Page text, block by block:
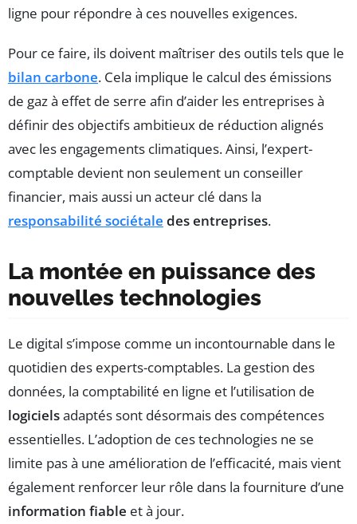
ligne pour répondre à ces nouvelles exigences.
Pour ce faire, ils doivent maîtriser des outils tels que le
bilan carbone. Cela implique le calcul des émissions
de gaz à effet de serre afin d’aider les entreprises à
définir des objectifs ambitieux de réduction alignés
avec les engagements climatiques. Ainsi, l’expert-
comptable devient non seulement un conseiller
financier, mais aussi un acteur clé dans la
responsabilité sociétale des entreprises.
La montée en puissance des
nouvelles technologies
Le digital s’impose comme un incontournable dans le
quotidien des experts-comptables. La gestion des
données, la comptabilité en ligne et l’utilisation de
logicielsadaptés sont désormais des compétences
essentielles. L’adoption de ces technologies ne se
limite pas à une amélioration de l’efficacité, mais vient
également renforcer leur rôle dans la fourniture d’une
information fiable et à jour.